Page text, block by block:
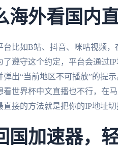
海外看国内
台比如B站、抖音、咪咕视频
了遵守这个约定，平台会通过
弹出“当前地区不可播放”的提
看世界杯中文直播也不行，在
直接的方法就是把你的IP地址
国加速器，